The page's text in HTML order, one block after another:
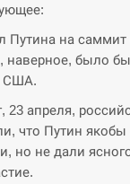
быть
отреагируют
найбільші
тлі загрози
Путина на
наверное, было
США.
23 апреля,
что Путин
но не дали